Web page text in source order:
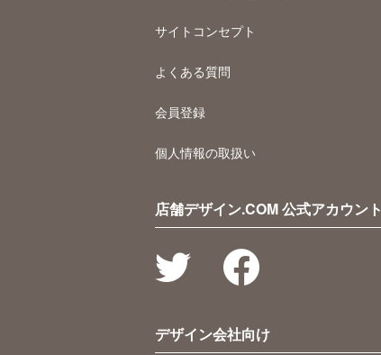
サイトコンセプト
よくある質問
会員登録
個人情報の取扱い
店舗デザイン.COM 公式アカウント
デザイン会社向け